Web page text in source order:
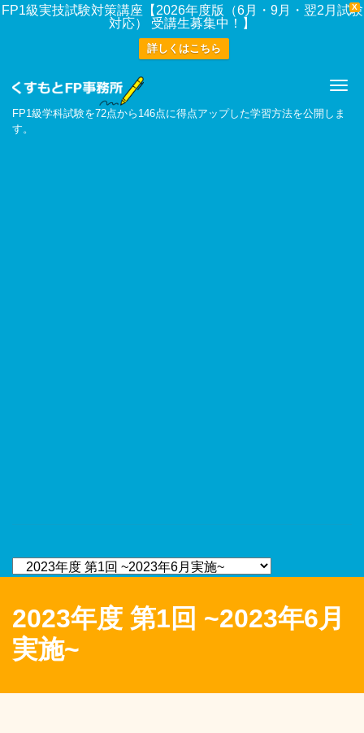
X
FP1級実技試験対策講座【2026年度版（6月・9月・翌2月試験
対応） 受講生募集中！】
詳しくはこちら
FP1級学科試験を72点から146点に得点アップした学習方法を公開しま
す。
2023年度 第1回 ~2023年6月
実施~